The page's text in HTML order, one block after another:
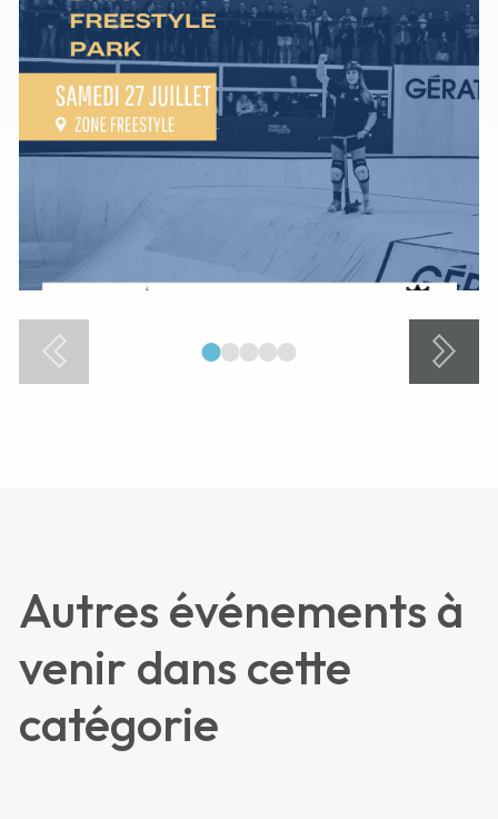
Autres événements à
venir dans cette
catégorie